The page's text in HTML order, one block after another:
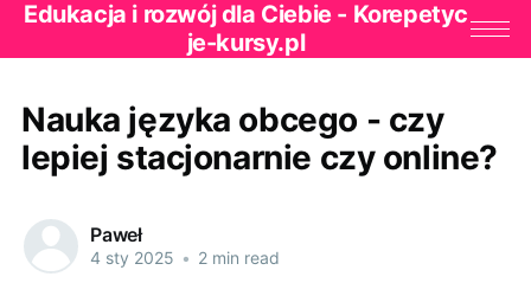
Edukacja i rozwój dla Ciebie - Korepetyc
je-kursy.pl
Nauka języka obcego - czy
lepiej stacjonarnie czy online?
Paweł
4 sty 2025 • 2 min read